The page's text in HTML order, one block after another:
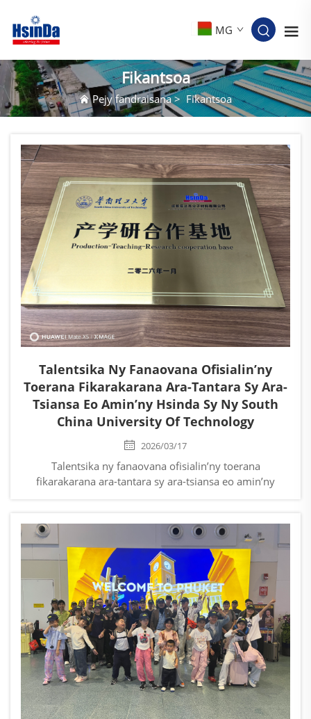
MG
Fikantsoa
Pejy fandraisana>Fikantsoa
Talentsika Ny Fanaovana Ofisialin’ny
Toerana Fikarakarana Ara-Tantara Sy Ara-
Tsiansa Eo Amin’ny Hsinda Sy Ny South
China University Of Technology
2026/03/17
Talentsika ny fanaovana ofisialin’ny toerana
fikarakarana ara-tantara sy ara-tsiansa eo amin’ny
molekylairesin’ny nanokomposita polyimide sy
fikarakarana momba ny fifandraisan’ny zavatra maro
amin’ny habena samihafa...